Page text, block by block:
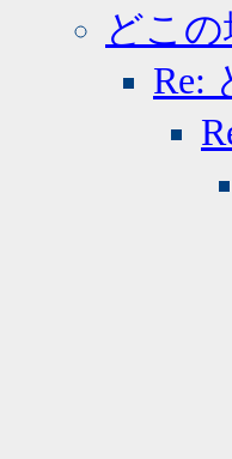
どこの
Re: